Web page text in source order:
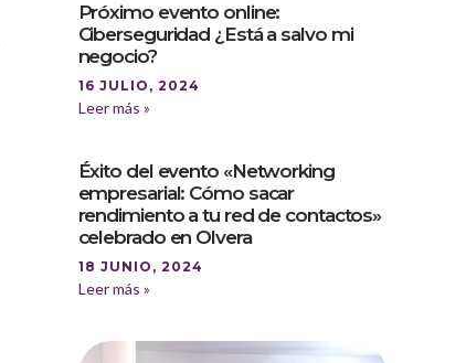
Próximo evento online:
Ciberseguridad ¿Está a salvo mi
negocio?
16 JULIO, 2024
Leer más »
Éxito del evento «Networking
empresarial: Cómo sacar
rendimiento a tu red de contactos»
celebrado en Olvera
18 JUNIO, 2024
Leer más »